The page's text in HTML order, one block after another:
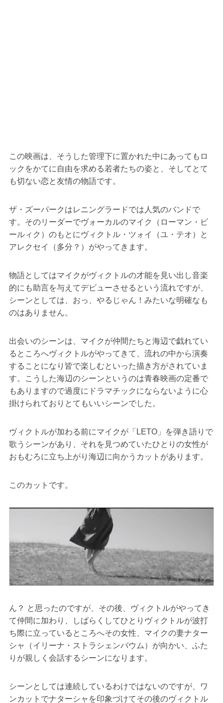
この映画は、そうした管理下に置かれた中にあってもロ
ックをかてに自由を求める若者たちの姿と、そしてとて
も切ない恋と友情の物語です。
ザ・ズーパークはレニングラードでは人気のバンドで
す。そのリーダーでヴォーカルのマイク（ローマン・ビ
ールィク）のもとにヴィクトル・ツォイ（ユ・テオ）と
アレクセイ（多分？）がやってきます。
物語としてはマイクがヴィクトルの才能を見い出し音楽
的にも助言を与えてデビューさせるという流れですが、
シーンとしては、おっ、やるじゃん！みたいな明確なも
のはありません。
出会いのシーンは、マイクが仲間たちと海辺で戯れてい
るところへヴィクトルがやってきて、流れの中から演奏
することになり皆で楽しむといった描き方がされていま
す。こうした海辺のシーンというのは青春映画の定番で
もありますので過度にドラマチックにならないように心
掛けられておりとてもいいシーンでした。
ヴィクトルが加わる前にマイクが「LETO」を弾き語りで
歌うシーンがあり、それを見つめていたひとりの女性が
おもむろに立ち上がり海辺に向かうカットがあります。
このカットです。
ん？ と思ったのですが、その後、ヴィクトルがやってき
て仲間に加わり、しばらくしてひとりヴィクトルが波打
ち際に立っているところへその女性、マイクの妻ナター
シャ（イリーナ・ストラシェンバウム）が向かい、ふた
りが親しく会話するシーンになります。
シーンとしては連続しているわけではないのですが、ワ
ンカットでナターシャを印象づけてその後のヴィクトル